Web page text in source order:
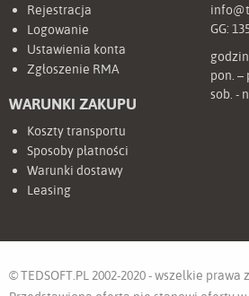
Rejestracja
Logowanie
Ustawienia konta
Zgłoszenie RMA
WARUNKI ZAKUPU
Koszty transportu
Sposoby płatności
Warunki dostawy
Leasing
GG:
pon. –
sob. -
© TEDSOFT.PL 2002-2020 - wszelkie prawa